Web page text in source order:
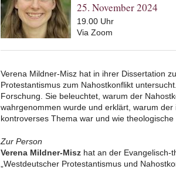
25. November 2024
19.00 Uhr
Via Zoom
Verena Mildner-Misz hat in ihrer Dissertation
Protestantismus zum Nahostkonflikt
Forschung. Sie beleuchtet, warum der
wahrgenommen wurde und erklärt, warum
kontroverses Thema war und wie
Zur Person
Verena Mildner-Misz hat an der Evangelisch-
„Westdeutscher Protestantismus und